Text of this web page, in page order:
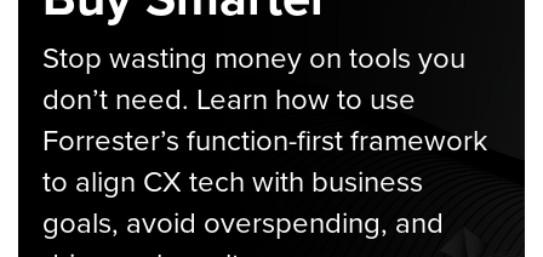
Stop wasting money on tools you
don’t need. Learn how to use
Forrester’s function-first framework
to align CX tech with business
goals, avoid overspending, and